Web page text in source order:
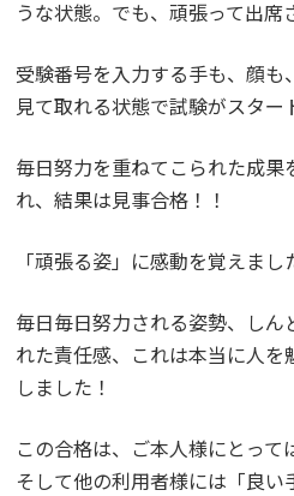
うな状態。でも、頑張って出席
受験番号を入力する手も、顔
見て取れる状態で試験がスター
毎日努力を重ねてこられた成果
れ、結果は見事合格！！
「頑張る姿」に感動を覚えまし
毎日毎日努力される姿勢、しん
れた責任感、これは本当に人
しました！
この合格は、ご本人様にとって
そして他の利用者様には「良